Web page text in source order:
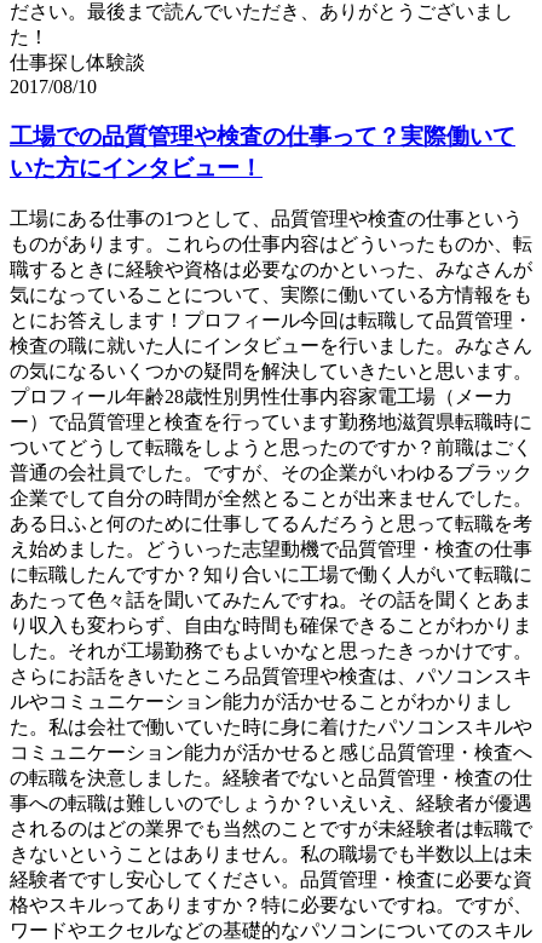
ださい。最後まで読んでいただき、ありがとうございまし
た！
仕事探し体験談
2017/08/10
工場での品質管理や検査の仕事って？実際働いて
いた方にインタビュー！
工場にある仕事の1つとして、品質管理や検査の仕事という
ものがあります。これらの仕事内容はどういったものか、転
職するときに経験や資格は必要なのかといった、みなさんが
気になっていることについて、実際に働いている方情報をも
とにお答えします！プロフィール今回は転職して品質管理・
検査の職に就いた人にインタビューを行いました。みなさん
の気になるいくつかの疑問を解決していきたいと思います。
プロフィール年齢28歳性別男性仕事内容家電工場（メーカ
ー）で品質管理と検査を行っています勤務地滋賀県転職時に
ついてどうして転職をしようと思ったのですか？前職はごく
普通の会社員でした。ですが、その企業がいわゆるブラック
企業でして自分の時間が全然とることが出来ませんでした。
ある日ふと何のために仕事してるんだろうと思って転職を考
え始めました。どういった志望動機で品質管理・検査の仕事
に転職したんですか？知り合いに工場で働く人がいて転職に
あたって色々話を聞いてみたんですね。その話を聞くとあま
り収入も変わらず、自由な時間も確保できることがわかりま
した。それが工場勤務でもよいかなと思ったきっかけです。
さらにお話をきいたところ品質管理や検査は、パソコンスキ
ルやコミュニケーション能力が活かせることがわかりまし
た。私は会社で働いていた時に身に着けたパソコンスキルや
コミュニケーション能力が活かせると感じ品質管理・検査へ
の転職を決意しました。経験者でないと品質管理・検査の仕
事への転職は難しいのでしょうか？いえいえ、経験者が優遇
されるのはどの業界でも当然のことですが未経験者は転職で
きないということはありません。私の職場でも半数以上は未
経験者ですし安心してください。品質管理・検査に必要な資
格やスキルってありますか？特に必要ないですね。ですが、
ワードやエクセルなどの基礎的なパソコンについてのスキル